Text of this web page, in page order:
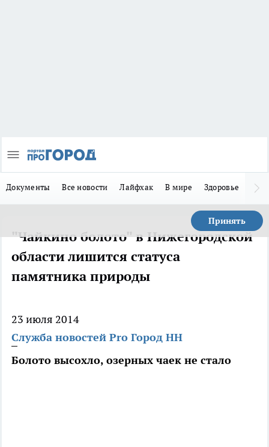
Документы Все новости Лайфхак В мире Здоровье
Принять
"Чайкино болото" в Нижегородской
области лишится статуса
памятника природы
23 июля 2014
Служба новостей Pro Город НН
Болото высохло, озерных чаек не стало